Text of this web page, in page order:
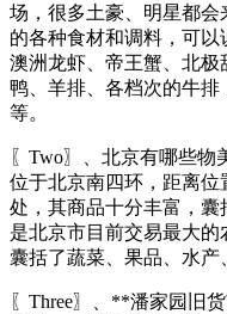
场，很多土豪、明星都
的各种食材和调料，可以
澳洲龙虾、帝王蟹、北
鸭、羊排、各档次的牛
等。
〖Two〗、北京有哪些
位于北京南四环，距离位
处，其商品十分丰富，
是北京市目前交易最大的
囊括了蔬菜、果品、水产
〖Three〗、**潘家园旧